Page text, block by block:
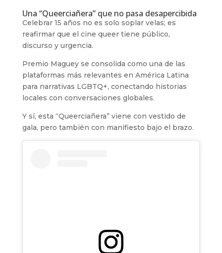
Una “Queerciañera” que no pasa desapercibida
Celebrar 15 años no es solo soplar velas; es
reafirmar que el cine queer tiene público,
discurso y urgencia.
Premio Maguey se consolida como una de las
plataformas más relevantes en América Latina
para narrativas LGBTQ+, conectando historias
locales con conversaciones globales.
Y sí, esta “Queerciañera” viene con vestido de
gala, pero también con manifiesto bajo el brazo.